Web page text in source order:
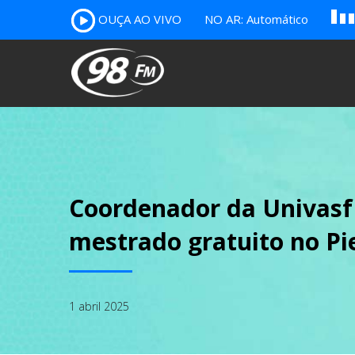
OUÇA AO VIVO NO AR: Automático B c
Coordenador da
mestrado gratuito no
1 abril 2025